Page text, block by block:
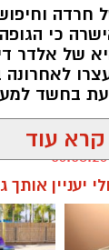
חרדה
כי
בחשד
קרא עוד
יעניין אותך